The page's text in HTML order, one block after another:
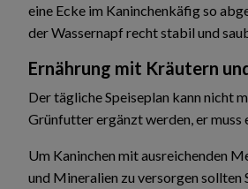
eine Ecke im Kaninchenkäfig so
der Wassernapf recht stabil und
Ernährung mit Kräutern
Der tägliche Speiseplan kann nicht
Grünfutter ergänzt werden, er muss
Um Kaninchen mit ausreichenden
und Mineralien zu versorgen sollten